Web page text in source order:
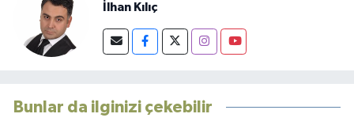
İlhan Kılıç
Bunlar da ilginizi çekebilir